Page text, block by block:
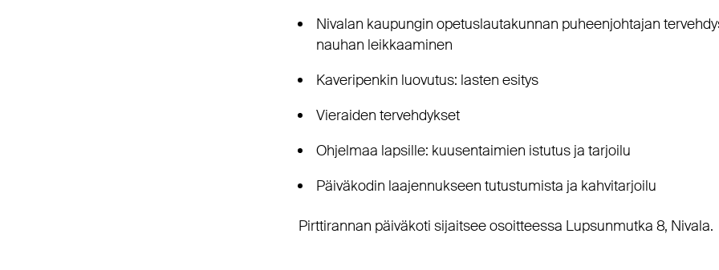
Nivalan kaupungin opetuslautakunnan puheenjohtajan
nauhan leikkaaminen
Kaveripenkin luovutus: lasten esitys
Vieraiden tervehdykset
Ohjelmaa lapsille: kuusentaimien istutus ja tarjoilu
Päiväkodin laajennukseen tutustumista ja kahvitarjoilu
Pirttirannan päiväkoti sijaitsee osoitteessa Lupsunmutka 8, Nivala.